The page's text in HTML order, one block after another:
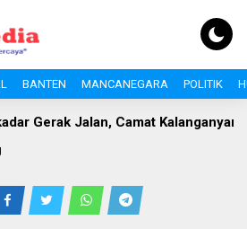
BANTEN MANCANEGARA POLITIK
Gerak Jalan, Camat Kalanganyar